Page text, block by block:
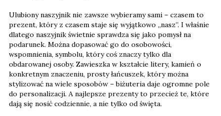
Ulubiony naszyjnik nie zawsze wybieramy sami – czasem to
prezent, który z czasem staje się wyjątkowo „nasz”. I właśnie
dlatego naszyjnik świetnie sprawdza się jako pomysł na
podarunek. Można dopasować go do osobowości,
wspomnienia, symbolu, który coś znaczy tylko dla
obdarowanej osoby. Zawieszka w kształcie litery, kamień o
konkretnym znaczeniu, prosty łańcuszek, który można
stylizować na wiele sposobów – biżuteria daje ogromne pole
do personalizacji. A najlepsze prezenty to przecież te, które
dają się nosić codziennie, a nie tylko od święta.